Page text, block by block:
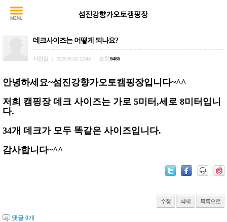
데크사이즈는 어떻게 되나요?
서한길 2020.05.22 12:44 조회 9465
안녕하세요~섬진강향가오토캠핑장입니다~^^
저희 캠핑장 데크 사이즈는 가로 5미터,세로 8미터입니
다.
34개 데크가 모두 똑같은 사이즈입니다.
감사합니다~^^
수정 삭제 목록으로
댓글 0개